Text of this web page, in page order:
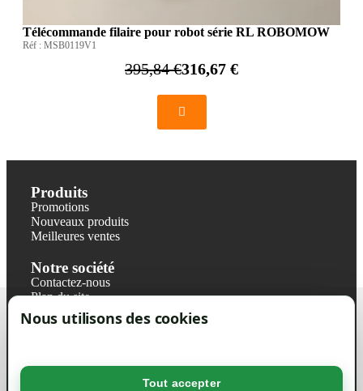
Nous utilisons des cookies
Tout accepter
Télécommande filaire pour robot série RL ROBOMOW
Réf : MSB0119V1
395,84 €316,67 €
Produits
Promotions
Nouveaux produits
Meilleures ventes
Notre société
Contactez-nous
Plan du site
Magasin
Mentions légales
Politique de confidentialité RGPD